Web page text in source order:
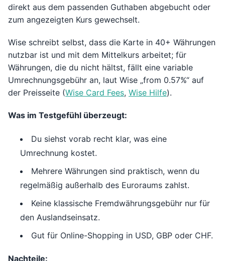
direkt aus dem passenden Guthaben abgebucht oder
zum angezeigten Kurs gewechselt.
Wise schreibt selbst, dass die Karte in 40+ Währungen
nutzbar ist und mit dem Mittelkurs arbeitet; für
Währungen, die du nicht hältst, fällt eine variable
Umrechnungsgebühr an, laut Wise „from 0.57%“ auf
der Preisseite (Wise Card Fees, Wise Hilfe).
Was im Testgefühl überzeugt:
Du siehst vorab recht klar, was eine
Umrechnung kostet.
Mehrere Währungen sind praktisch, wenn du
regelmäßig außerhalb des Euroraums zahlst.
Keine klassische Fremdwährungsgebühr nur für
den Auslandseinsatz.
Gut für Online-Shopping in USD, GBP oder CHF.
Nachteile: